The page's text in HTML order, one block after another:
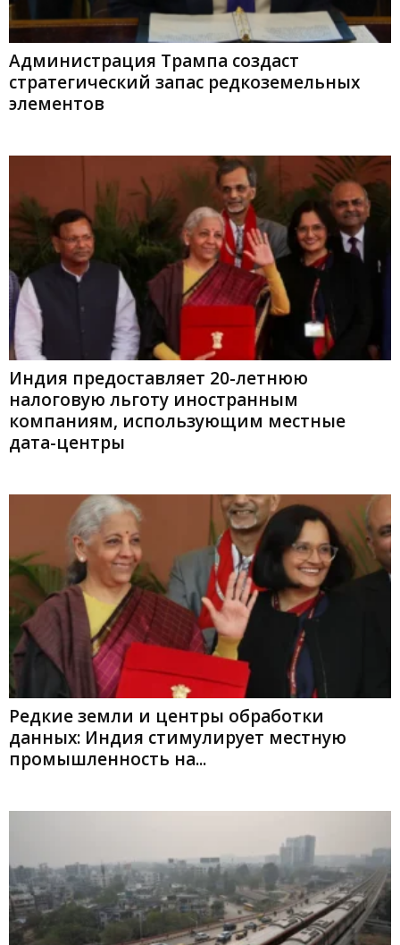
Администрация Трампа создаст
стратегический запас редкоземельных
элементов
Индия предоставляет 20-летнюю
налоговую льготу иностранным
компаниям, использующим местные
дата-центры
Редкие земли и центры обработки
данных: Индия стимулирует местную
промышленность на...